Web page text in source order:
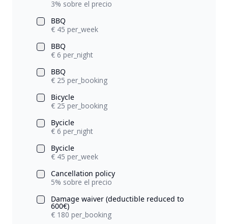
3% sobre el precio
BBQ
€ 45 per_week
BBQ
€ 6 per_night
BBQ
€ 25 per_booking
Bicycle
€ 25 per_booking
Bycicle
€ 6 per_night
Bycicle
€ 45 per_week
Cancellation policy
5% sobre el precio
Damage waiver (deductible reduced to
600€)
€ 180 per_booking